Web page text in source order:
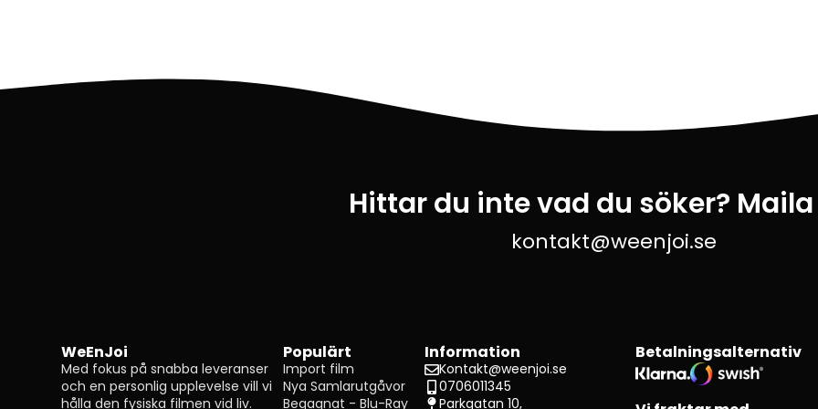
Hittar du inte vad du söker?
kontakt@weenjoi.se
WeEnJoi
Med fokus på snabba leveranser
och en personlig upplevelse vill vi
hålla den fysiska filmen vid liv.
Populärt
Import film
Nya Samlarutgåvor
Begagnat - Blu-Ray
Information
Kontakt@weenjoi.se
0706011345
Parkgatan 10,
Betalningsalternativ